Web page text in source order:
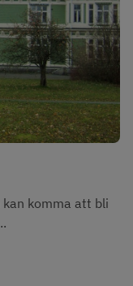
komma att bli